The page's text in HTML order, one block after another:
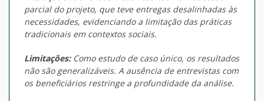
parcial do projeto, que teve entregas desalinhadas às
necessidades, evidenciando a limitação das práticas
tradicionais em contextos sociais.
Limitações: Como estudo de caso único, os resultados
não são generalizáveis. A ausência de entrevistas com
os beneficiários restringe a profundidade da análise.